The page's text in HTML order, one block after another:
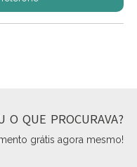
O QUE PROCURAVA?
grátis agora mesmo!